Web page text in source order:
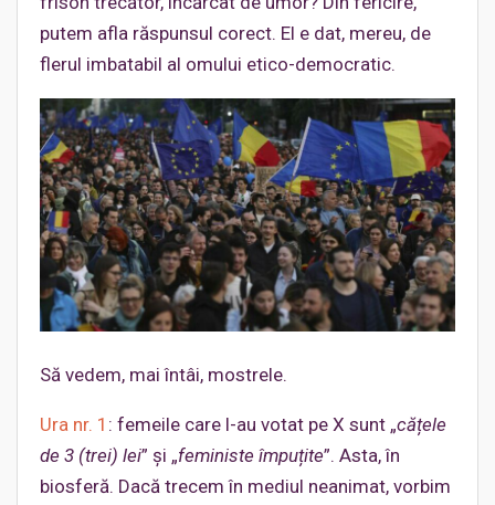
putem afla răspunsul corect. El e dat, mereu, de
flerul imbatabil al omului etico-democratic.
Să vedem, mai întâi, mostrele.
Ura nr. 1 : femeile care l-au votat pe X sunt „cățele
de 3 (trei) lei” și „feministe împuțite”. Asta, în
biosferă. Dacă trecem în mediul neanimat, vorbim